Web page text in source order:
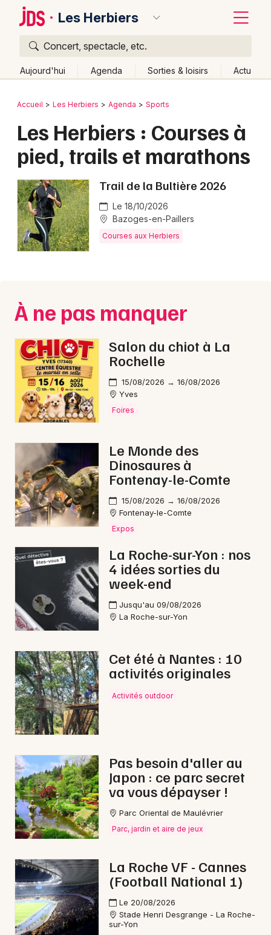
Les Herbiers
Concert, spectacle, etc.
Aujourd'hui Agenda Sorties & loisirs Actu
Publier un événement
Grands événements
Activité & Expérience
Manifestations
Concerts
Sports
Soirées
Sorties famille
Expos
Sorties & loisirs
Courses en Vendée
Courses dans les Pays de la Loire
Newsletter des sorties
Artistes en tournée
Actus aux Herbiers
Magazine aux Herbiers
Choisir mes départements
Mon email
Je m'abonne
Bordeaux
Colmar
Lille
Lyon
Marseille
Mulhouse
Nantes
Paris
Strasbourg
Toulouse
Toutes les villes
Retour
Accueil Les Herbiers Agenda Sports
Les Herbiers : Courses à
pied, trails et marathons
Trail de la Bultière 2026
Le 18/10/2026
Bazoges-en-Paillers
Courses aux Herbiers
À ne pas manquer
Salon du chiot à La
Rochelle
15/08/2026 → 16/08/2026
Yves
Foires
Le Monde des
Dinosaures à
Fontenay-le-Comte
15/08/2026 → 16/08/2026
Fontenay-le-Comte
Expos
La Roche-sur-Yon : nos
4 idées sorties du
week-end
Jusqu'au 09/08/2026
La Roche-sur-Yon
Cet été à Nantes : 10
activités originales
Activités outdoor
Pas besoin d'aller au
Japon : ce parc secret
va vous dépayser !
Parc Oriental de Maulévrier
Parc, jardin et aire de jeux
La Roche VF - Cannes
(Football National 1)
Le 20/08/2026
Stade Henri Desgrange - La Roche-
sur-Yon
Quoi ?
Où ?
Pays de la Loire
Partout Près de moi Changer de lieu
Quand ?
Effacer les dates
Aujourd'hui
Demain Ce week-end Autre